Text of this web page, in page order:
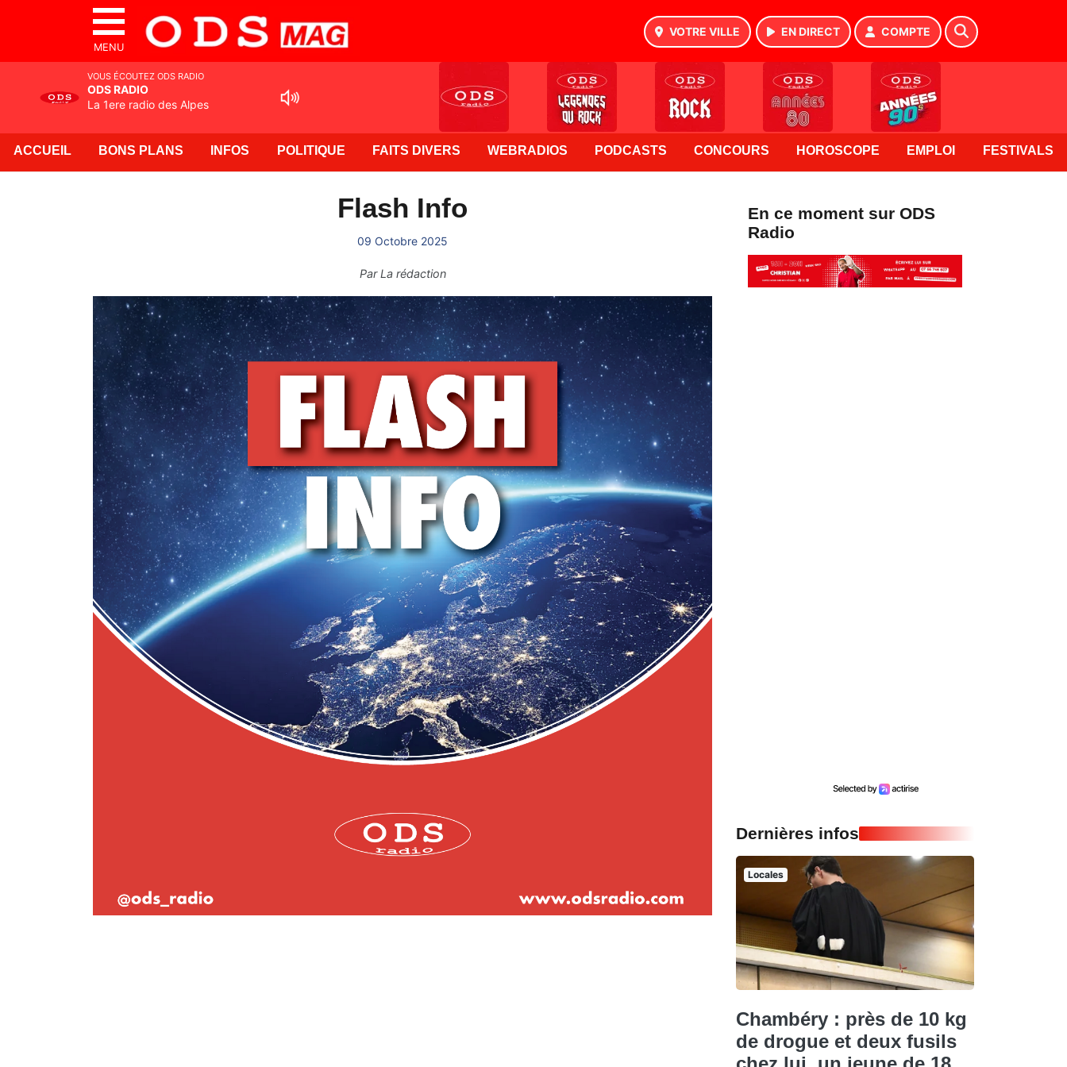
MENU
VOTRE VILLE EN DIRECT COMPTE
ACCUEIL BONS PLANS INFOS POLITIQUE FAITS DIVERS WEBRADIOS PODCASTS CONCOURS HOROSCOPE EMPLOI FESTIVALS
Flash Info
09 Octobre 2025
ParLa rédaction
En ce moment sur ODS
Radio
Dernières infos
Locales
Chambéry : près de 10 kg
de drogue et deux fusils
VOUS ÉCOUTEZ ODS RADIO
ODS RADIO
La 1ere radio des Alpes